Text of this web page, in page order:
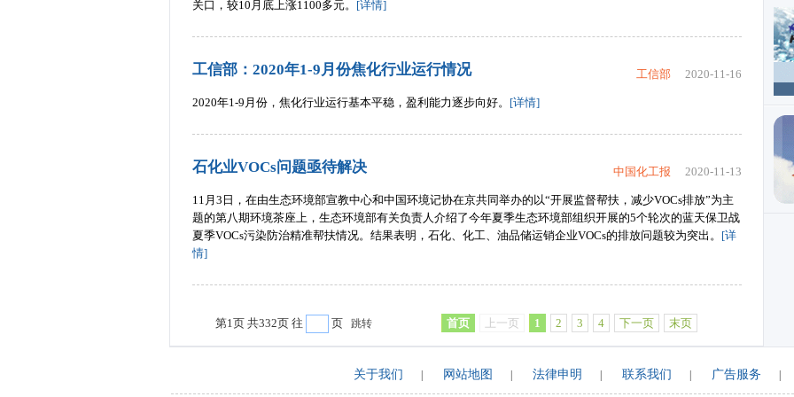
关口，较10月底上涨1100多元。 [详情]
工信部：2020年1-9月份焦化行业运行情况 2020-11-16
工信部
2020年1-9月份，焦化行业运行基本平稳，盈利能力逐步向好。 [详情]
石化业VOCs问题亟待解决 2020-11-13
中国化工报
11月3日，在由生态环境部宣教中心和中国环境记协在京共同举办的以“开展监督帮扶，减少VOCs排放”为主
题的第八期环境茶座上，生态环境部有关负责人介绍了今年夏季生态环境部组织开展的5个轮次的蓝天保卫战
夏季VOCs污染防治精准帮扶情况。结果表明，石化、化工、油品储运销企业VOCs的排放问题较为突出。 [详
情]
第1页 共332页 往 页 跳转 首页 上一页 1 2 3 4 下一页 末页
关于我们 网站地图 法律申明 联系我们 广告服务